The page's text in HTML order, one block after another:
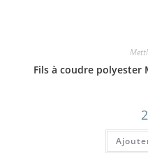
Fils à coudre polyester